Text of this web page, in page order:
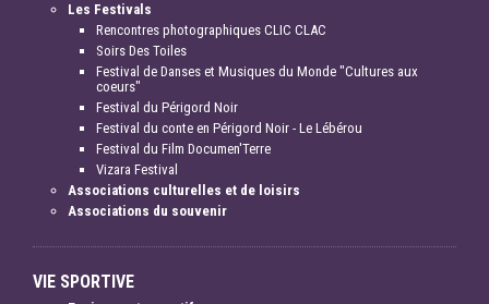
Les Festivals
Rencontres photographiques CLIC CLAC
Soirs Des Toiles
Festival de Danses et Musiques du Monde "Cultures aux
coeurs"
Festival du Périgord Noir
Festival du conte en Périgord Noir - Le Lébérou
Festival du Film Documen'Terre
Vizara Festival
Associations culturelles et de loisirs
Associations du souvenir
VIE SPORTIVE